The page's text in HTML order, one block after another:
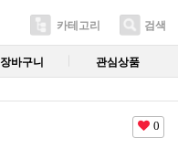
카테고리 검색
장바구니 관심상품
0